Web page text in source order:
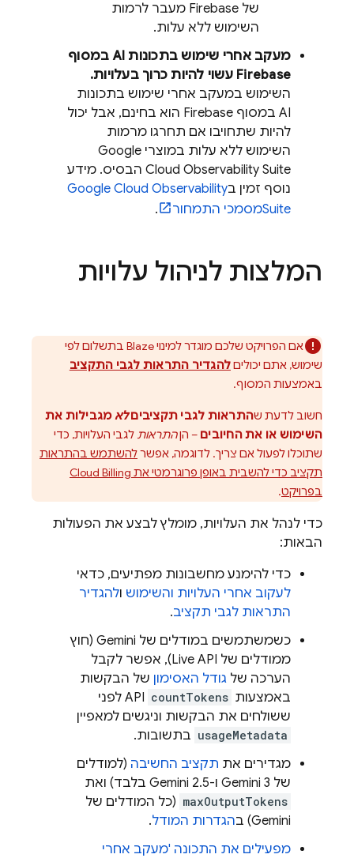
של Firebase מעבר לרמות
השימוש ללא עלות.
מעקב אחרי שימוש בתכונות AI במסוף
Firebase עשוי להיות כרוך בעלויות.
השימוש במעקב אחרי שימוש בתכונות
AI במסוף
Firebase הוא בחינם, אבל יכול
להיות שתחויבו אם תחרגו מרמות
השימוש ללא עלות במוצרי Google
Cloud Observability Suite
הבסיס. מידע
נוסף זמין ב
Google Cloud Observability
Suiteמסמכי התמחור .
המלצות לניהול עלויות
אם הפרויקט שלכם מוגדר למינוי Blaze בתשלום לפי
שימוש, אתם יכוליםלהגדיר התראות לגבי התקציב
באמצעות המסוף.
חשוב לדעת שהתראות לגבי תקציביםלאמגבילות את
השימוש או את החיובים – הןהתראות לגבי העלויות, כדי
שתוכלו לפעול אם צריך. לדוגמה, אפשרלהשתמש בהתראות
תקציב כדי להשבית באופן פרוגרמטי את Cloud Billing
בפרויקט.
כדי לנהל את העלויות, מומלץ לבצע את הפעולות
הבאות:
כדי להימנע מחשבונות מפתיעים, כדאי
לעקוב אחרי העלויות והשימוש ולהגדיר
התראות לגבי תקציב.
כשמשתמשים במודלים של Gemini (חוץ
ממודלים של Live API), אפשר לקבל
הערכה של גודל האסימון של הבקשות
באמצעות countTokens
API לפני
ששולחים את הבקשות וניגשים למאפיין
usageMetadata בתשובות.
מגדירים את תקציב החשיבה (למודלים
של
Gemini 3 ו- Gemini 2.5 בלבד) ואת
maxOutputTokens (כל המודלים של
Gemini) בהגדרות המודל.
מפעילים את התכונה 'מעקב אחרי